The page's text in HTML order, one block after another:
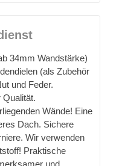
34mm Wandstärke)
(als Zubehör
und Feder.
Qualität.
Wände! Eine
Dach. Sichere
Wir verwenden
Praktische